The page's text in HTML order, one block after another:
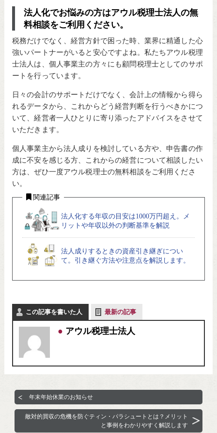
法人化でお悩みの方はアウル税理士法人の無
料相談をご利用ください。
税務だけでなく、経営方針で困った時、業界に精通した心
強いパートナーがいると安心ですよね。私たちアウル税理
士法人は、個人事業主の方々にも顧問税理士としてのサポ
ートを行っています。
日々の会計のサポートだけでなく、会計上の情報から得ら
れるデータから、これからどう経営判断を行うべきかにつ
いて、経営者一人ひとりに寄り添ったアドバイスをさせて
いただきます。
個人事業主から法人成りを検討している方や、申告書の作
成に不安を感じる方、これからの経営について相談したい
方は、ぜひ一度アウル税理士の無料相談をご利用くださ
い。
関連記事
法人化する年収の目安は1000万円超え。メ
リットや年収以外の判断基準を解説
法人成りするときの資産引き継ぎについ
て。引き継ぐ方法や注意点を解説します。
この記事を書いた人 最新の記事
アウル税理士法人
年末年始休業のお知らせ
敵対的買収の危機を防ぐティン・パラシュートとは？メリット
と事例をわかりやすく解説します